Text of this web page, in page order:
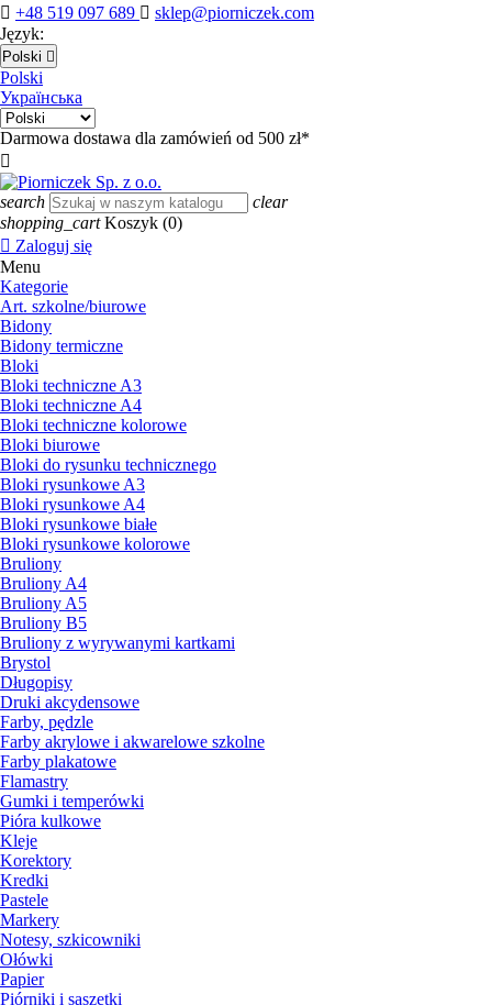
 +48 519 097 689  sklep@piorniczek.com
Język:
Polski 
Polski
Українська
Darmowa dostawa dla zamówień od 500 zł*

search
clear
shopping_cart Koszyk (0)
 Zaloguj się
Menu
Kategorie
Art. szkolne/biurowe
Bidony
Bidony termiczne
Bloki
Bloki techniczne A3
Bloki techniczne A4
Bloki techniczne kolorowe
Bloki biurowe
Bloki do rysunku technicznego
Bloki rysunkowe A3
Bloki rysunkowe A4
Bloki rysunkowe białe
Bloki rysunkowe kolorowe
Bruliony
Bruliony A4
Bruliony A5
Bruliony B5
Bruliony z wyrywanymi kartkami
Brystol
Długopisy
Druki akcydensowe
Farby, pędzle
Farby akrylowe i akwarelowe szkolne
Farby plakatowe
Flamastry
Gumki i temperówki
Pióra kulkowe
Kleje
Korektory
Kredki
Pastele
Markery
Notesy, szkicowniki
Ołówki
Papier
Piórniki i saszetki